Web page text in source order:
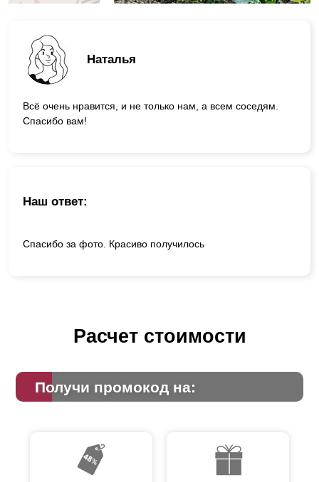
Наталья
Всё очень нравится, и не только нам, а всем соседям.
Спасибо вам!
Наш ответ:
Спасибо за фото. Красиво получилось
Расчет стоимости
Получи промокод на: